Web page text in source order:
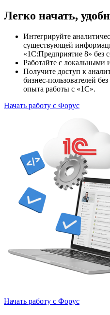
Легко начать,
Интегрируйте
существующей
«1С:Предприятие 8» без
Работайте с
Получите доступ к
бизнес-пользователей
опыта работы с «1С».
Начать работу с Форус
Начать работу с Форус